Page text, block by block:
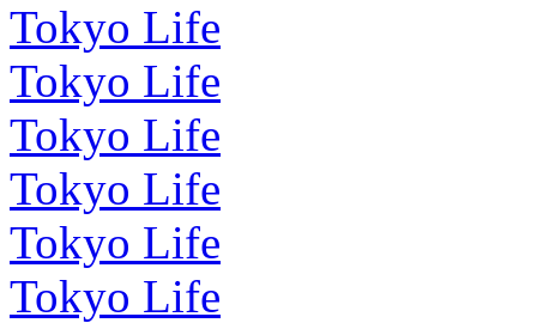
Tokyo Life
Tokyo Life
Tokyo Life
Tokyo Life
Tokyo Life
Tokyo Life